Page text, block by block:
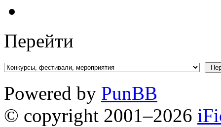
Перейти
Powered by PunBB
© copyright 2001–2026